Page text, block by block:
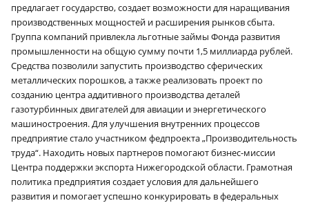
предлагает государство, создает возможности для наращивания
производственных мощностей и расширения рынков сбыта.
Группа компаний привлекла льготные займы Фонда развития
промышленности на общую сумму почти 1,5 миллиарда рублей.
Средства позволили запустить производство сферических
металлических порошков, а также реализовать проект по
созданию центра аддитивного производства деталей
газотурбинных двигателей для авиации и энергетического
машиностроения. Для улучшения внутренних процессов
предприятие стало участником федпроекта „Производительность
труда“. Находить новых партнеров помогают бизнес-миссии
Центра поддержки экспорта Нижегородской области. Грамотная
политика предприятия создает условия для дальнейшего
развития и помогает успешно конкурировать в федеральных